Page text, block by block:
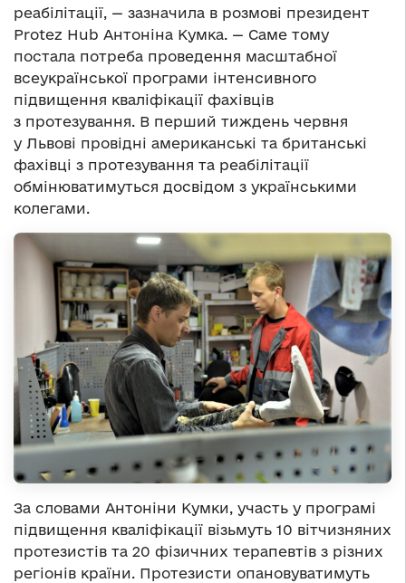
реабілітації, — зазначила в розмові президент
Protez Hub Антоніна Кумка. — Саме тому
постала потреба проведення масштабної
всеукраїнської програми інтенсивного
підвищення кваліфікації фахівців
з протезування. В перший тиждень червня
у Львові провідні американські та британські
фахівці з протезування та реабілітації
обмінюватимуться досвідом з українськими
колегами.
За словами Антоніни Кумки, участь у програмі
підвищення кваліфікації візьмуть 10 вітчизняних
протезистів та 20 фізичних терапевтів з різних
регіонів країни. Протезисти опановуватимуть